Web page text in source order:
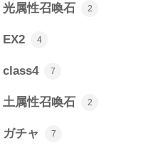
光属性召喚石 2
EX2 4
class4 7
土属性召喚石 2
ガチャ 7